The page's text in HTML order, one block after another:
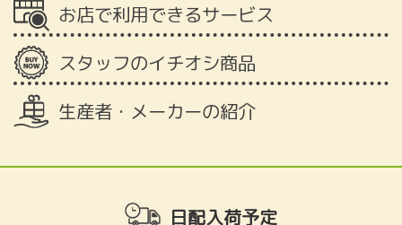
お店で利用できるサービス
スタッフのイチオシ商品
生産者・メーカーの紹介
日配入荷予定